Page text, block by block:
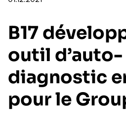
B17
outil d’auto-
diagnostic
pour le